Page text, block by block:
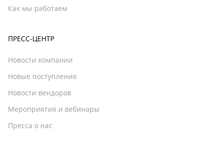
Как мы работаем
ПРЕСС-ЦЕНТР
Новости компании
Новые поступления
Новости вендоров
Мероприятия и вебинары
Пресса о нас